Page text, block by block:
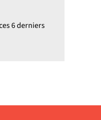
6 derniers